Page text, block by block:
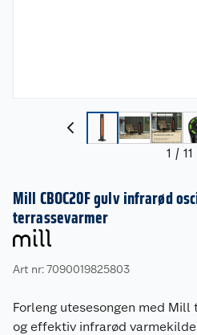
1 / 11
Mill CBOC20F gulv infrarød
terrassevarmer
Art nr: 7090019825803
Forleng utesesongen med Mill
og effektiv infrarød